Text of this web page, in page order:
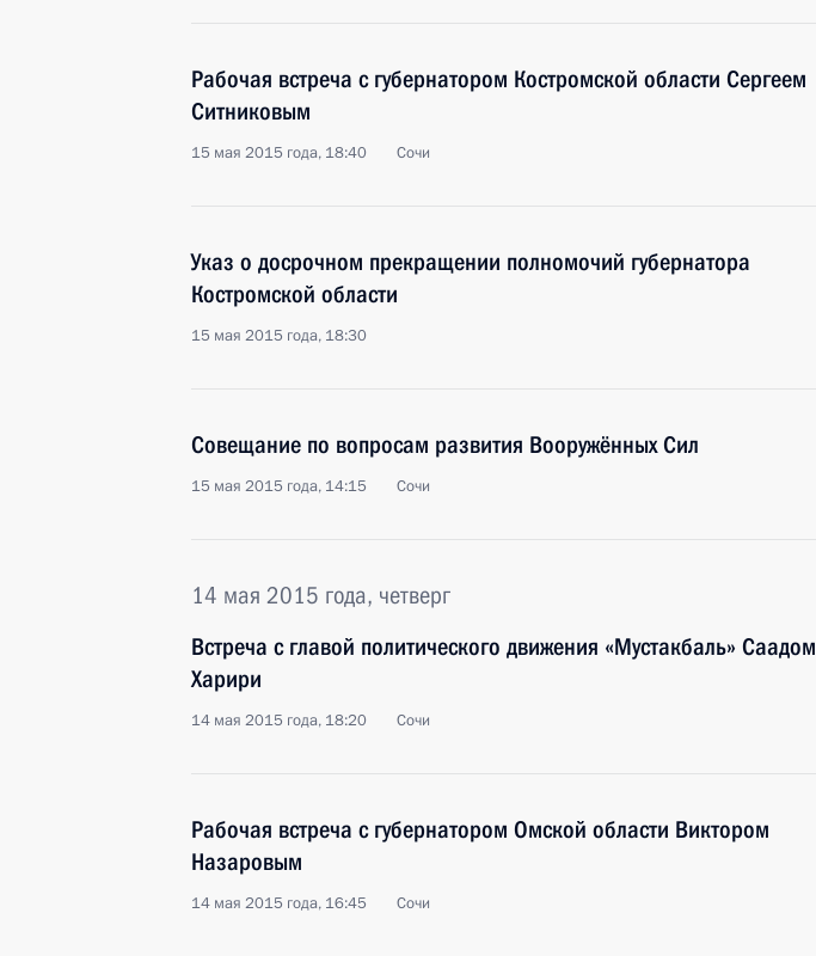
Рабочая встреча с губернатором Костромской области Сергеем
Ситниковым
15 мая 2015 года, 18:40 Сочи
Указ о досрочном прекращении полномочий губернатора
Костромской области
15 мая 2015 года, 18:30
Совещание по вопросам развития Вооружённых Сил
15 мая 2015 года, 14:15 Сочи
14 мая 2015 года, четверг
Встреча с главой политического движения «Мустакбаль» Саадом
Харири
14 мая 2015 года, 18:20 Сочи
Рабочая встреча с губернатором Омской области Виктором
Назаровым
14 мая 2015 года, 16:45 Сочи